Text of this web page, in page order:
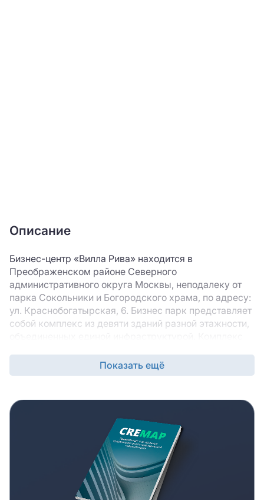
Описание
Бизнес-центр «Вилла Рива» находится в
Преображенском районе Северного
административного округа Москвы, неподалеку от
парка Сокольники и Богородского храма, по адресу:
ул. Краснобогатырская, 6. Бизнес парк представляет
собой комплекс из девяти зданий разной этажности,
внутри созданы комфортные зоны отдыха,
проведено озеленение. Реконструкция бывших
году, сегодня комплекс соответствует классу «А»
объектов коммерческой недвижимости.
Общая площадь БЦ «Вилла Рива» составляет 15 000
. Предусмотрены готовые к въезду офисные
помещения разнообразного метража свободной и
кабинетной планировки. Здание оснащено системами
вентиляции и кондиционирования, безопасность
обеспечивается наличием систем сигнализации,
Показать ещё